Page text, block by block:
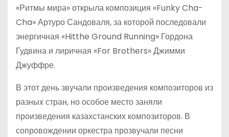
«Ритмы мира» открыла композиция «Funky Cha-
Cha» Артуро Сандоваля, за которой последовали
энергичная «Hitthe Ground Running» Гордона
Гудвина и лиричная «For Brothers» Джимми
Джуффре.
В этот день звучали произведения композиторов из
разных стран, но особое место заняли
произведения казахстанских композиторов. В
сопровождении оркестра прозвучали песни